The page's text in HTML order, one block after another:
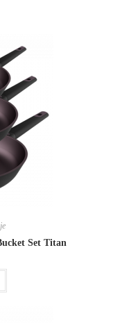
Set Titan